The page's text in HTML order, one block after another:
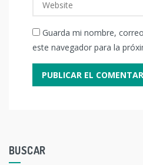
Guarda mi nombre,
este navegador para la
BUSCAR